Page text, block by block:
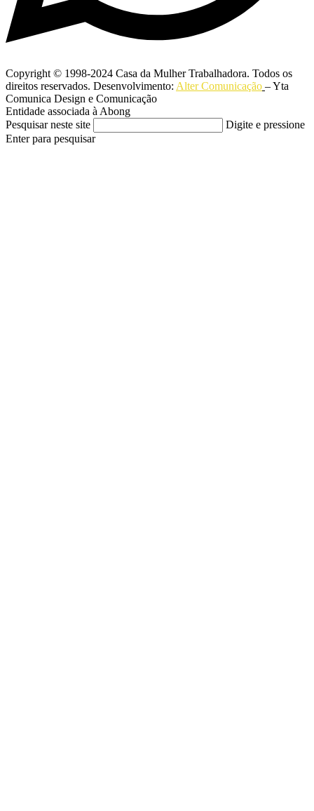
Copyright © 1998-2024 Casa da Mulher Trabalhadora. Todos os
direitos reservados. Desenvolvimento: Alter Comunicação – Yta
Comunica Design e Comunicação
Entidade associada à Abong
Pesquisar neste site
Digite e pressione
Enter para pesquisar